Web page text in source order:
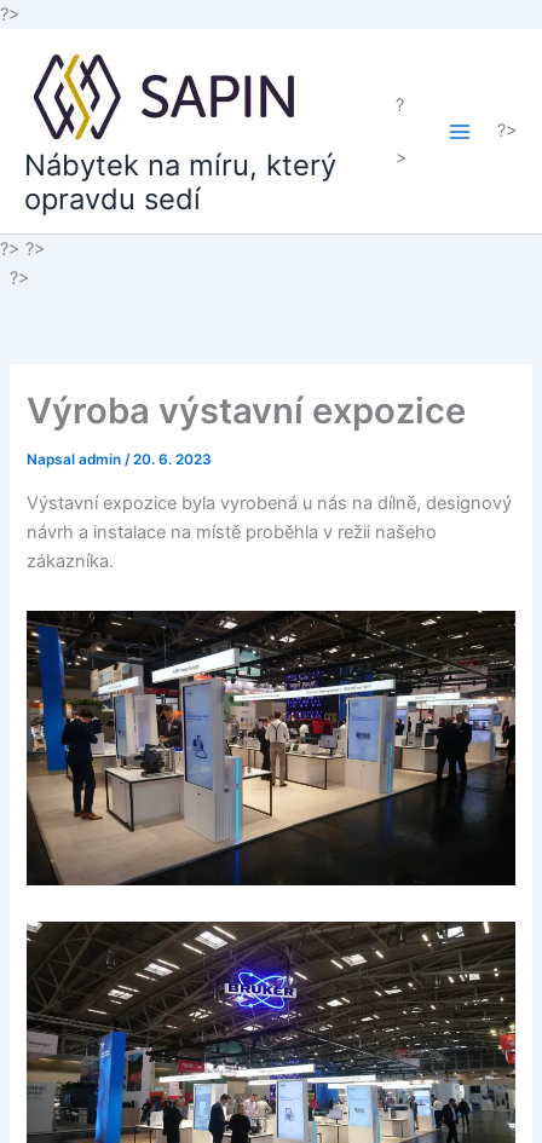
?>
obsah
Nábytek na míru, který
opravdu sedí
?
>
?>
?> ?>
?>
Výroba výstavní expozice
Napsaladmin/20. 6. 2023
Výstavní expozice byla vyrobená u nás na dílně, designový
návrh a instalace na místě proběhla v režii našeho
zákazníka.